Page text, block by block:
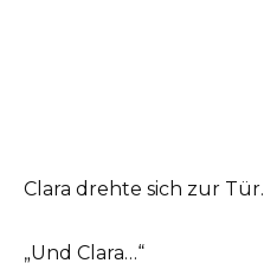
Clara drehte sich zur Tür.
„Und Clara…“